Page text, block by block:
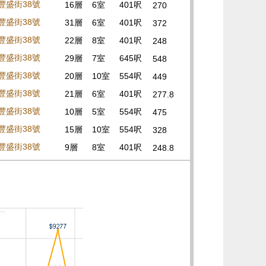
盛街38號 16層 6室 401呎
270
盛街38號
31層 6室 401呎
372
盛街38號
22層 8室 401呎
248
盛街38號
29層 7室 645呎
548
盛街38號
20層 10室 554呎
449
盛街38號
21層 6室 401呎
277.8
盛街38號
10層 5室 554呎
475
盛街38號
15層 10室 554呎
328
盛街38號
9層 8室 401呎 248.8